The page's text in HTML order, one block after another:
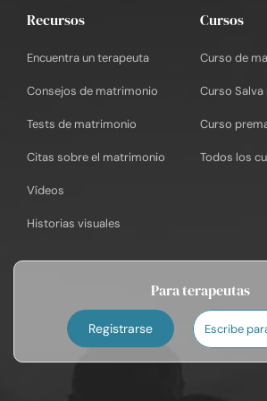
Recursos
Encuentra un terapeuta
Consejos de matrimonio
Tests de matrimonio
Citas sobre el matrimonio
Vídeos
Historias visuales
Cursos
Curso de
Curso
Curso
Todos los
Para terapeutas
Registrarse Escribe